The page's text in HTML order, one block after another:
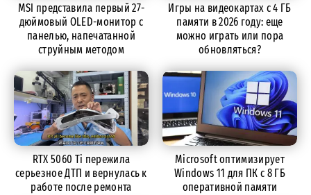
MSI представила первый 27-
дюймовый OLED-монитор с
панелью, напечатанной
струйным методом
Игры на видеокартах с 4 ГБ
памяти в 2026 году: еще
можно играть или пора
обновляться?
RTX 5060 Ti пережила
серьезное ДТП и вернулась к
работе после ремонта
Microsoft оптимизирует
Windows 11 для ПК с 8 ГБ
оперативной памяти